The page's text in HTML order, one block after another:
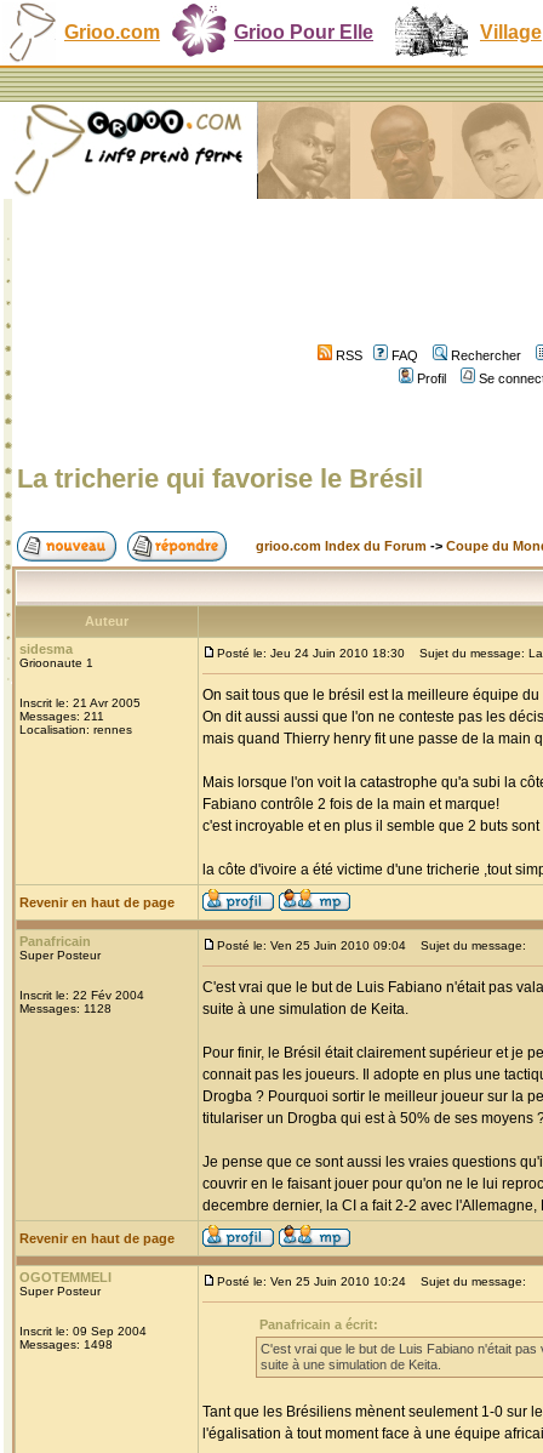
Grioo.com Grioo Pour Elle Village
RSS FAQ
Rechercher
Profil
Se
La tricherie qui favorise le Brésil
grioo.com Index du Forum -> Coupe du
Auteur
sidesma
Grioonaute 1
Inscrit le: 21 Avr 2005
Messages: 211
Localisation: rennes
Posté le: Jeu 24 Juin 2010 18:30 Sujet du message:
On sait tous que le brésil est la meilleure équipe
On dit aussi aussi que l'on ne conteste pas les
mais quand Thierry henry fit une passe de la main
Mais lorsque l'on voit la catastrophe qu'a subi la
Fabiano contrôle 2 fois de la main et marque!
c'est incroyable et en plus il semble que 2 buts
la côte d'ivoire a été victime d'une tricherie ,tout
Revenir en haut de page
Panafricain
Super Posteur
Inscrit le: 22 Fév 2004
Messages: 1128
Posté le: Ven 25 Juin 2010 09:04 Sujet du message:
C'est vrai que le but de Luis Fabiano n'était pas
suite à une simulation de Keita.
Pour finir, le Brésil était clairement supérieur et je
connait pas les joueurs. Il adopte en plus une
Drogba ? Pourquoi sortir le meilleur joueur sur la
titulariser un Drogba qui est à 50% de ses moyens
Je pense que ce sont aussi les vraies questions
couvrir en le faisant jouer pour qu'on ne le lui
decembre dernier, la CI a fait 2-2 avec
Revenir en haut de page
OGOTEMMELI
Super Posteur
Inscrit le: 09 Sep 2004
Messages: 1498
Posté le: Ven 25 Juin 2010 10:24 Sujet du message:
Panafricain a écrit:
C'est vrai que le but de Luis Fabiano n'était
suite à une simulation de Keita.
Tant que les Brésiliens mènent seulement 1-0 sur
l'égalisation à tout moment face à une équipe